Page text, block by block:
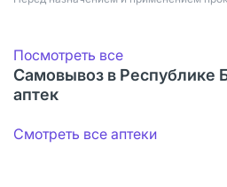
Посмотреть все
Самовывоз в Республике
аптек
Смотреть все аптеки